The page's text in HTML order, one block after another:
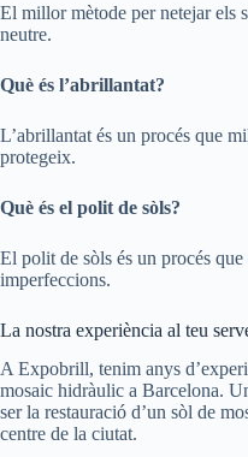
El millor mètode per netejar els
neutre.
Què és l’abrillantat?
L’abrillantat és un procés que
protegeix.
Què és el polit de sòls?
El polit de sòls és un procés
imperfeccions.
La nostra experiència al teu
A Expobrill, tenim anys
mosaic hidràulic a Barcelona.
ser la restauració d’un sòl de
centre de la ciutat.